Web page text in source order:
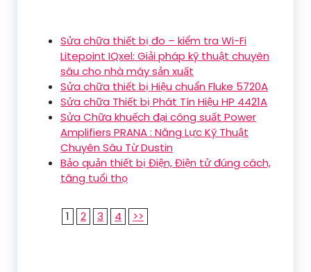
Sửa chữa thiết bị đo – kiểm tra Wi-Fi
Litepoint IQxel: Giải pháp kỹ thuật chuyên
sâu cho nhà máy sản xuất
Sửa chữa thiết bị Hiệu chuẩn Fluke 5720A
Sửa chữa Thiết bị Phát Tín Hiệu HP 4421A
Sửa Chữa khuếch đại công suất Power
Amplifiers PRANA : Năng Lực Kỹ Thuật
Chuyên Sâu Từ Dustin
Bảo quản thiết bị Điện, Điện tử đúng cách,
tăng tuổi thọ
1 2 3 4 >>